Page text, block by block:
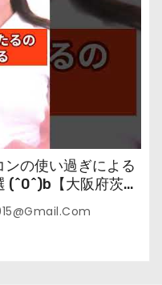
ンの使い過ぎによる
(^0^)b【大阪府茨木
が教えます。】